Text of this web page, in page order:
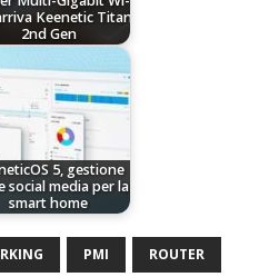
Keenetic Titan
2nd Gen
5, gestione
social media per la
smart home
PMI ROUTER